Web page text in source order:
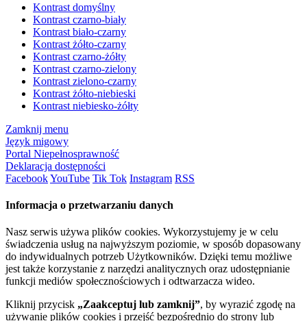
Kontrast domyślny
Kontrast czarno-biały
Kontrast biało-czarny
Kontrast żółto-czarny
Kontrast czarno-żółty
Kontrast czarno-zielony
Kontrast zielono-czarny
Kontrast żółto-niebieski
Kontrast niebiesko-żółty
Zamknij menu
Język migowy
Portal Niepełnosprawność
Deklaracja dostępności
FacebookYouTube Tik Tok Instagram RSS
Informacja o przetwarzaniu danych
Nasz serwis używa plików cookies. Wykorzystujemy je w celu
świadczenia usług na najwyższym poziomie, w sposób dopasowany
do indywidualnych potrzeb Użytkowników. Dzięki temu możliwe
jest także korzystanie z narzędzi analitycznych oraz udostępnianie
funkcji mediów społecznościowych i odtwarzacza wideo.
Kliknij przycisk „Zaakceptuj lub zamknij”, by wyrazić zgodę na
używanie plików cookies i przejść bezpośrednio do strony lub